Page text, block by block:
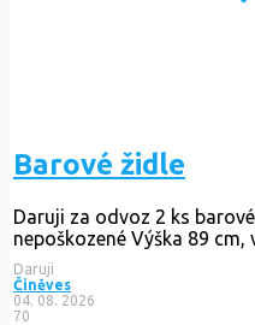
Barové židle
Daruji za odvoz 2 ks
nepoškozené Výška 89 cm,
Daruji
Činěves
04. 08. 2026
70